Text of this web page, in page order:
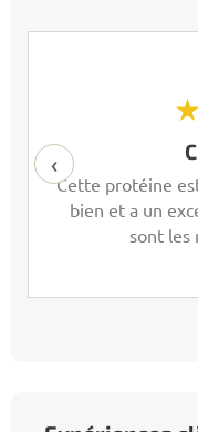
Cette protéine
bien et a un
sont les
‹